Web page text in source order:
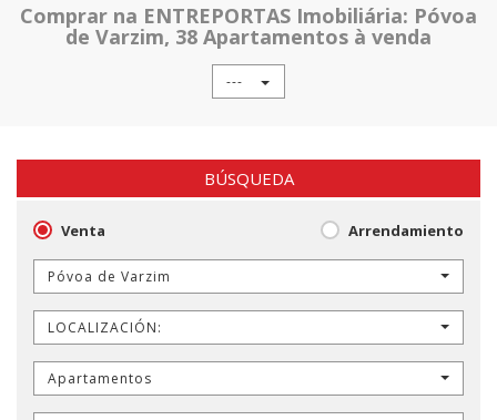
Comprar na ENTREPORTAS Imobiliária: Póvoa
de Varzim, 38 Apartamentos à venda
---
BÚSQUEDA
Venta Arrendamiento
Póvoa de Varzim
LOCALIZACIÓN:
Apartamentos